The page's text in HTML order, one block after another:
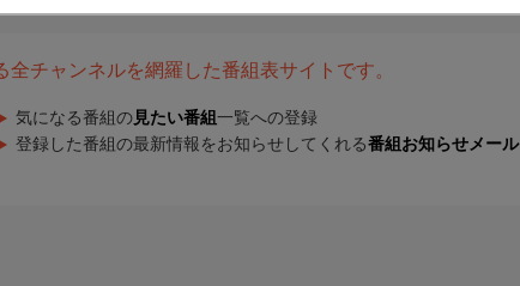
チャンネルを網羅した番組表サイトです。
気になる番組の 見たい番組 一覧への登録
登録した番組の最新情報をお知らせしてくれる番組お知らせメール